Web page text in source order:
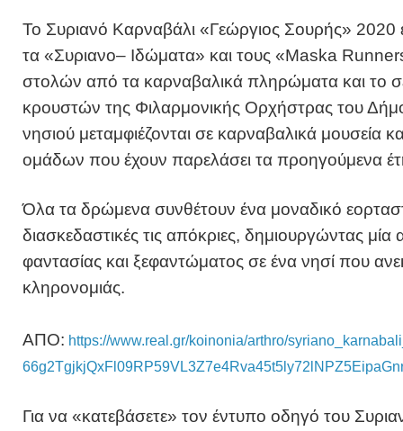
Το Συριανό Καρναβάλι «Γεώργιος Σουρής» 2020
τα «Συριανο– Ιδώματα» και τους «Maska
στολών από τα καρναβαλικά πληρώματα και το
κρουστών της Φιλαρμονικής Ορχήστρας του
νησιού μεταμφιέζονται σε καρναβαλικά μουσεία
ομάδων που έχουν παρελάσει τα προηγούμενα
Όλα τα δρώμενα συνθέτουν ένα μοναδικό
διασκεδαστικές τις απόκριες, δημιουργώντας
φαντασίας και ξεφαντώματος σε ένα νησί που
κληρονομιάς.
ΑΠΟ: https://www.real.gr/koinonia/arthro/
Για να «κατεβάσετε» τον έντυπο οδηγό του